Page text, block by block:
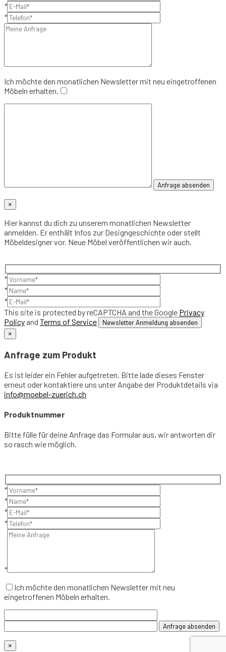
*
*
Ich möchte den monatlichen Newsletter mit neu eingetroffenen
Möbeln erhalten.
×
Hier kannst du dich zu unserem monatlichen Newsletter
anmelden. Er enthält Infos zur Designgeschichte oder stellt
Möbeldesigner vor. Neue Möbel veröffentlichen wir auch.
*
*
*
This site is protected by reCAPTCHA and the Google Privacy
Policy and Terms of Service
×
Anfrage zum Produkt
Es ist leider ein Fehler aufgetreten. Bitte lade dieses Fenster
erneut oder kontaktiere uns unter Angabe der Produktdetails via
info@moebel-zuerich.ch
Produktnummer
Bitte fülle für deine Anfrage das Formular aus, wir antworten dir
so rasch wie möglich.
*
*
*
*
*
Ich möchte den monatlichen Newsletter mit neu
eingetroffenen Möbeln erhalten.
×